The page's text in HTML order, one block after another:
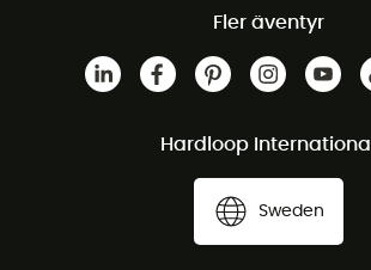
Fler äventyr
Hardloop International
Sweden